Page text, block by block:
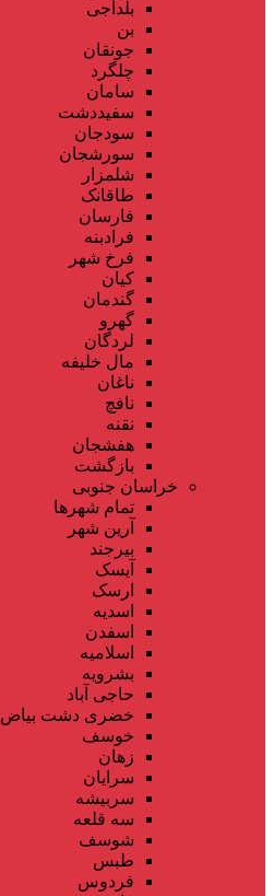
بلداجی
بن
جونقان
چلگرد
سامان
سفیددشت
سودجان
سورشجان
شلمزار
طاقانک
فارسان
فرادبنه
فرخ شهر
کیان
گندمان
گهرو
لردگان
مال خلیفه
ناغان
نافچ
نقنه
هفشجان
بازگشت
خراسان جنوبی
تمام شهر‌ها
آرین شهر
بیرجند
آیسک
ارسک
اسدیه
اسفدن
اسلامیه
بشرویه
حاجی آباد
خضری دشت بیاض
خوسف
زهان
سرایان
سربیشه
سه قلعه
شوسف
طبس
فردوس